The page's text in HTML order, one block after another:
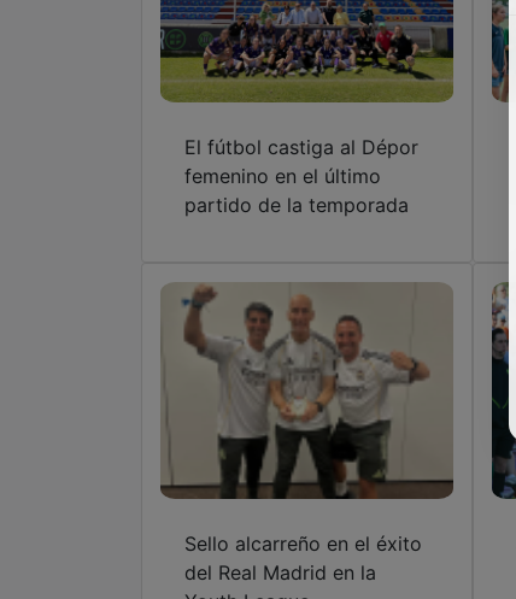
El fútbol castiga al Dépor
femenino en el último
partido de la temporada
Sello alcarreño en el éxito
del Real Madrid en la